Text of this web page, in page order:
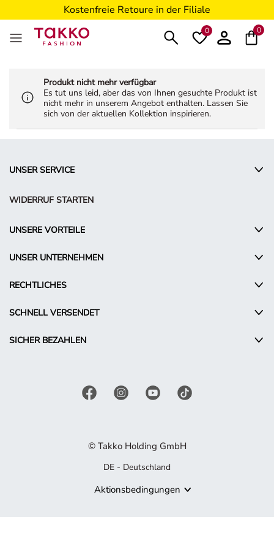
Kostenfreie Retoure in der Filiale
5€ Gutschein nach Registrierung*
0 0
Produkt nicht mehr verfügbar
Es tut uns leid, aber das von Ihnen gesuchte Produkt ist
nicht mehr in unserem Angebot enthalten. Lassen Sie
sich von der aktuellen Kollektion inspirieren.
UNSER SERVICE
WIDERRUF STARTEN
UNSERE VORTEILE
UNSER UNTERNEHMEN
RECHTLICHES
SCHNELL VERSENDET
SICHER BEZAHLEN
© Takko Holding GmbH
DE - Deutschland
Aktionsbedingungen